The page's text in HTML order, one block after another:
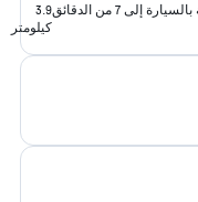
إلى 7 من الدقائق
3.9
كيلومتر